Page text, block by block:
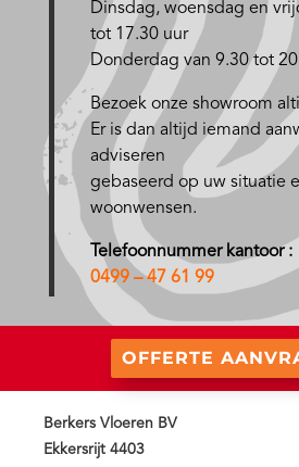
Dinsdag, woensdag en
tot 17.30 uur
Donderdag van 9.30 tot
Bezoek onze showroom
Er is dan altijd iemand
adviseren
gebaseerd op uw situatie
woonwensen.
Telefoonnummer kantoor :
0499 – 47 61 99
OFFERTE
Berkers Vloeren BV
Ekkersrijt 4403